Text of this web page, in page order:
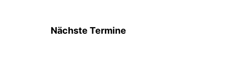
Nächste Termine